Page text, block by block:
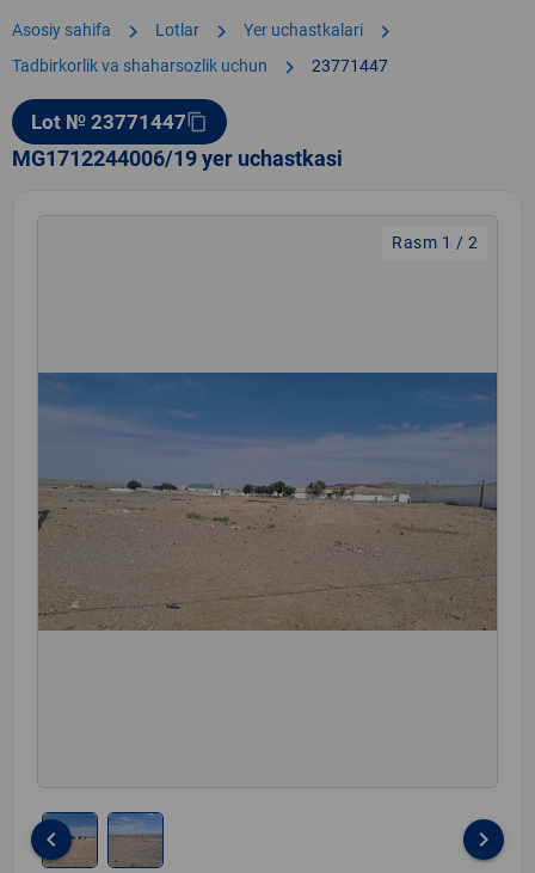
Asosiy sahifa chevron_right Lotlar chevron_right Yer uchastkalari chevron_right
Tadbirkorlik va shaharsozlik uchun chevron_right 23771447
Lot № 23771447content_copy
MG1712244006/19 yer uchastkasi
Rasm 1 / 2
keyboard_arrow_left keyboard_arrow_right